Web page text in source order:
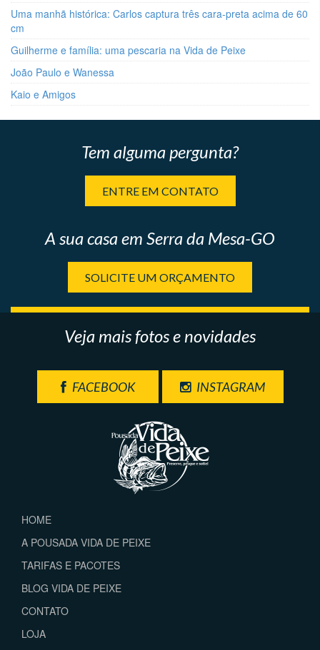
Uma manhã histórica: Carlos captura três cara-preta acima de 60
cm
Guilherme e família: uma pescaria na Vida de Peixe
João Paulo e Wanessa
Kaio e Amigos
Tem alguma pergunta?
ENTRE EM CONTATO
A sua casa em Serra da Mesa-GO
SOLICITE UM ORÇAMENTO
Veja mais fotos e novidades
FACEBOOK INSTAGRAM
HOME
A POUSADA VIDA DE PEIXE
TARIFAS E PACOTES
BLOG VIDA DE PEIXE
CONTATO
LOJA